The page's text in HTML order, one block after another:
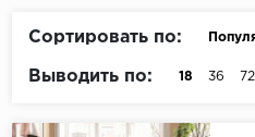
Сортировать по:
Выводить по: 18 36 72